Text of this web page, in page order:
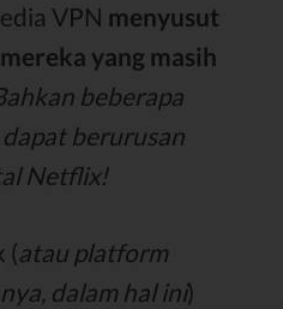
VPN menyusut
yang masih
beberapa
berurusan
Netflix!
(atau platform
dalam hal ini)